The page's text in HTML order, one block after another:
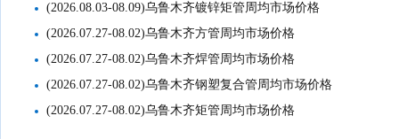
(2026.08.03-08.09)乌鲁木齐镀锌矩管周均市场价格
(2026.07.27-08.02)乌鲁木齐方管周均市场价格
(2026.07.27-08.02)乌鲁木齐焊管周均市场价格
(2026.07.27-08.02)乌鲁木齐钢塑复合管周均市场价格
(2026.07.27-08.02)乌鲁木齐矩管周均市场价格